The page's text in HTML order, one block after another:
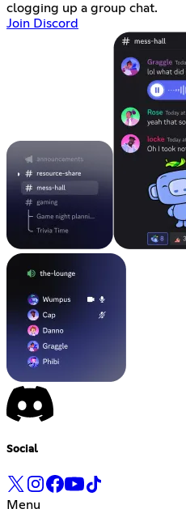
clogging up a group chat.
Join Discord
Social
Menu